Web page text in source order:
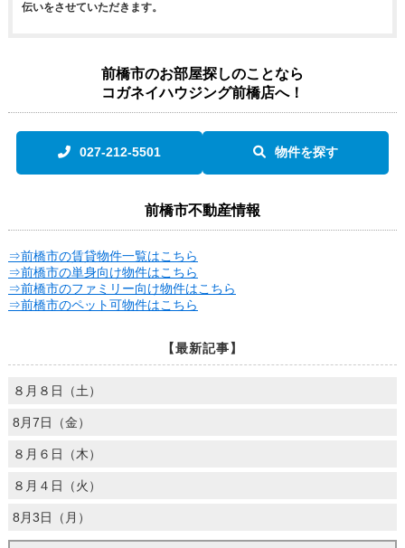
伝いをさせていただきます。
前橋市のお部屋探しのことなら
コガネイハウジング前橋店へ！
027-212-5501 物件を探す
前橋市不動産情報
⇒前橋市の賃貸物件一覧はこちら
⇒前橋市の単身向け物件はこちら
⇒前橋市のファミリー向け物件はこちら
⇒前橋市のペット可物件はこちら
【最新記事】
８月８日（土）
8月7日（金）
８月６日（木）
８月４日（火）
8月3日（月）